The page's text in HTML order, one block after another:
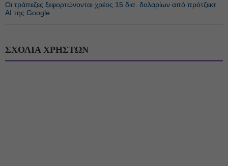
Οι τράπεζες ξεφορτώνονται χρέος 15 δισ. δολαρίων από πρότζεκτ
AI της Google
ΣΧΟΛΙΑ ΧΡΗΣΤΩΝ